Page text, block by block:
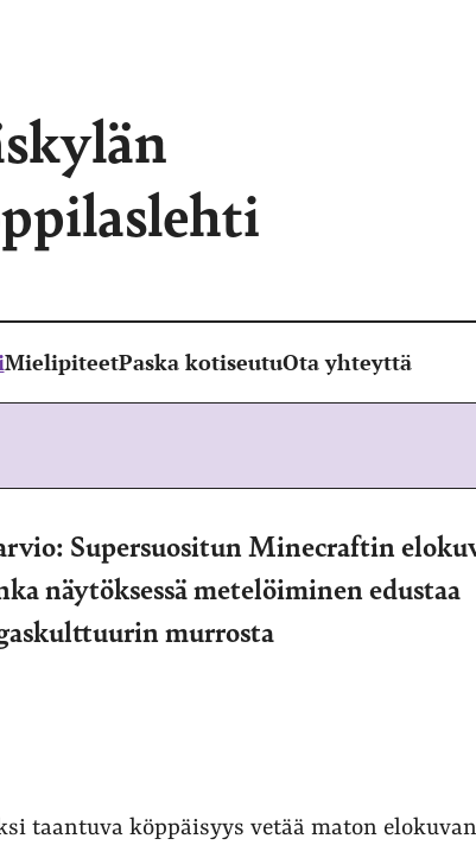
MielipiteetPaska kotiseutuOta yhteyttä
Supersuositun Minecraftin
näytöksessä metelöiminen edustaa
murrosta
taantuva köppäisyys vetää maton